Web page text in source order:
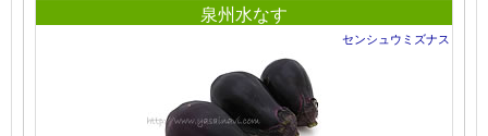
泉州水なす
センシュウミズナス